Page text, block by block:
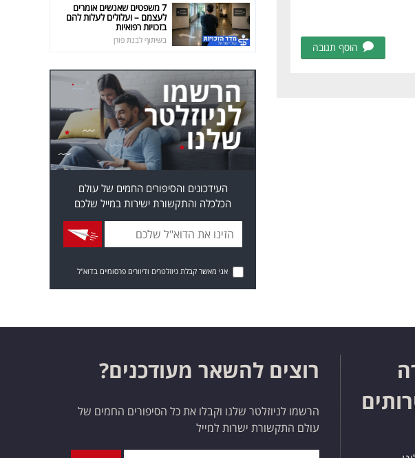
הוסף תגובה
7 משפטים שאנשים אומרים
לעצמם – ועלולים לעלות להם
בזכויות רפואיות
בשיתוף לבנת פורן
העידכונים והסיפורים החמים של עולם
הכלכלה והתקשורת ישירות במייל שלכם
אני מאשר קבלת ניוזלטרים ודיוורים פרסומיים בדוא"ל
רוצים להשאר מעודכנים?
הרשמו לניוזלטר שלנו וקבלו את כל הסיפורים החמים של
עולם התקשורת ישרות למייל